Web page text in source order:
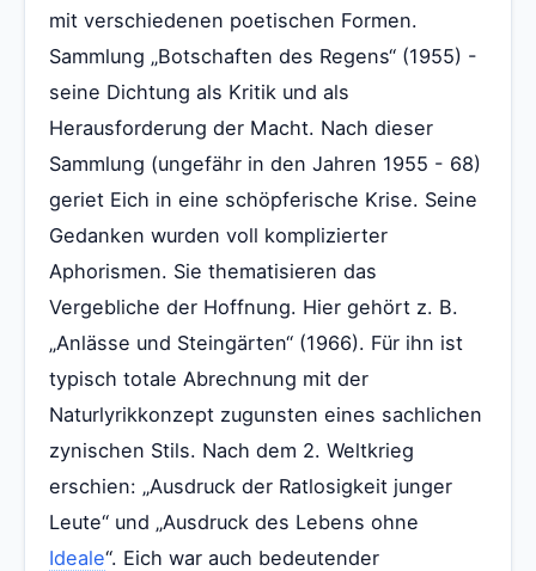
mit verschiedenen poetischen Formen.
Sammlung „Botschaften des Regens“ (1955) -
seine Dichtung als Kritik und als
Herausforderung der Macht. Nach dieser
Sammlung (ungefähr in den Jahren 1955 - 68)
geriet Eich in eine schöpferische Krise. Seine
Gedanken wurden voll komplizierter
Aphorismen. Sie thematisieren das
Vergebliche der Hoffnung. Hier gehört z. B.
„Anlässe und Steingärten“ (1966). Für ihn ist
typisch totale Abrechnung mit der
Naturlyrikkonzept zugunsten eines sachlichen
zynischen Stils. Nach dem 2. Weltkrieg
erschien: „Ausdruck der Ratlosigkeit junger
Leute“ und „Ausdruck des Lebens ohne
Ideale“. Eich war auch bedeutender